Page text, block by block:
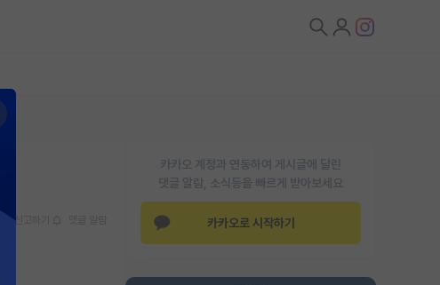
카카오 계정과 연동하여 게시글에 달린
댓글 알람, 소식등을 빠르게 받아보세요
카카오로 시작하기
신고하기